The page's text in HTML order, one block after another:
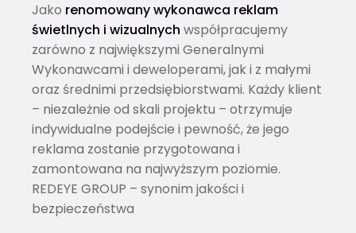
Jako renomowany wykonawca reklam
świetlnych i wizualnych współpracujemy
zarówno z największymi Generalnymi
Wykonawcami i deweloperami, jak i z małymi
oraz średnimi przedsiębiorstwami. Każdy klient
– niezależnie od skali projektu – otrzymuje
indywidualne podejście i pewność, że jego
reklama zostanie przygotowana i
zamontowana na najwyższym poziomie.
REDEYE GROUP – synonim jakości i
bezpieczeństwa